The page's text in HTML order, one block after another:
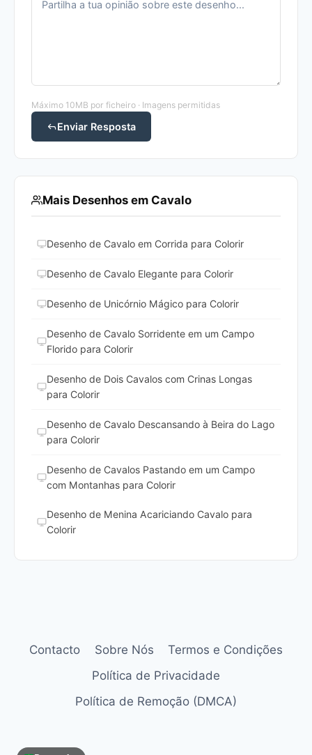
Máximo 10MB por ficheiro · Imagens permitidas
Enviar Resposta
Mais Desenhos em Cavalo
Desenho de Cavalo em Corrida para Colorir
Desenho de Cavalo Elegante para Colorir
Desenho de Unicórnio Mágico para Colorir
Desenho de Cavalo Sorridente em um Campo
Florido para Colorir
Desenho de Dois Cavalos com Crinas Longas
para Colorir
Desenho de Cavalo Descansando à Beira do Lago
para Colorir
Desenho de Cavalos Pastando em um Campo
com Montanhas para Colorir
Desenho de Menina Acariciando Cavalo para
Colorir
Contacto Sobre Nós
Termos e Condições
Política de Privacidade
Política de Remoção (DMCA)